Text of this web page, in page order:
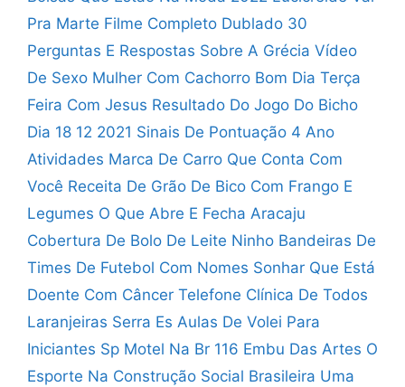
Pra Marte Filme Completo Dublado 30
Perguntas E Respostas Sobre A Grécia Vídeo
De Sexo Mulher Com Cachorro Bom Dia Terça
Feira Com Jesus Resultado Do Jogo Do Bicho
Dia 18 12 2021 Sinais De Pontuação 4 Ano
Atividades Marca De Carro Que Conta Com
Você Receita De Grão De Bico Com Frango E
Legumes O Que Abre E Fecha Aracaju
Cobertura De Bolo De Leite Ninho Bandeiras De
Times De Futebol Com Nomes Sonhar Que Está
Doente Com Câncer Telefone Clínica De Todos
Laranjeiras Serra Es Aulas De Volei Para
Iniciantes Sp Motel Na Br 116 Embu Das Artes O
Esporte Na Construção Social Brasileira Uma